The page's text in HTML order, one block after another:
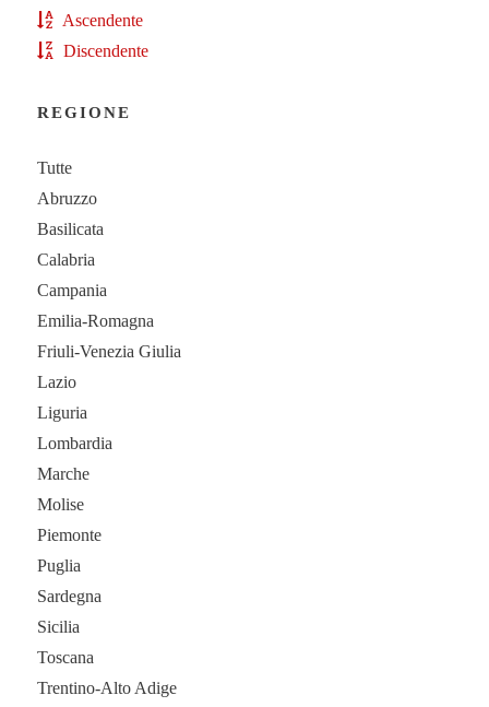
Ascendente
Discendente
REGIONE
Tutte
Abruzzo
Basilicata
Calabria
Campania
Emilia-Romagna
Friuli-Venezia Giulia
Lazio
Liguria
Lombardia
Marche
Molise
Piemonte
Puglia
Sardegna
Sicilia
Toscana
Trentino-Alto Adige